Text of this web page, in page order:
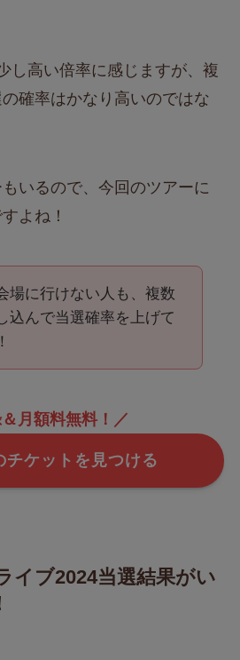
し高い倍率に感じますが、複
確率はかなり高いのではな
いるので、今回のツアーに
よね！
場に行けない人も、複数
込んで当選確率を上げて
月額料無料！／
チケットを見つける
イブ2024当選結果がい